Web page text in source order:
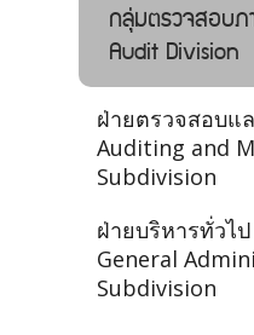
กลุ่มตรวจสอบ
Audit Division
ฝ่ายตรวจสอบแ
Auditing and
Subdivision
ฝ่ายบริหารทั่วไป
General
Subdivision